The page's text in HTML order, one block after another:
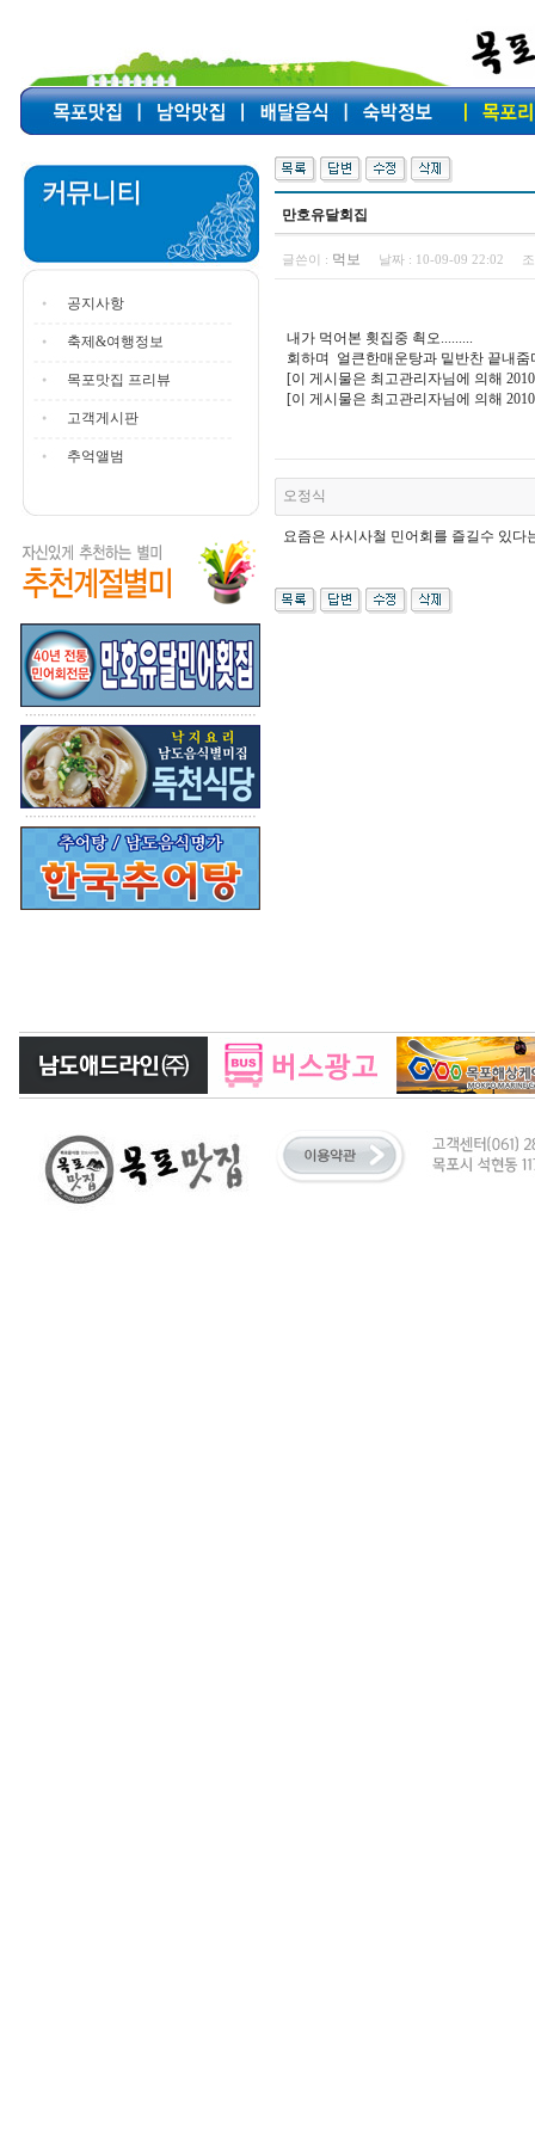
공지사항
축제&여행정보
목포맛집 프리뷰
고객게시판
추억앨범
만호유달회집
글쓴이 : 먹보 날짜 : 10-09-09 22:02
내가 먹어본 횟집중 쵝오.........
회하며 얼큰한매운탕과 밑반찬 끝내줌
[이 게시물은 최고관리자님에 의해
[이 게시물은 최고관리자님에 의해
오정식
요즘은 사시사철 민어회를 즐길수 있다